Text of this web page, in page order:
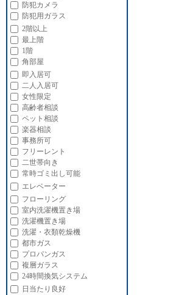
防犯カメラ
防犯用ガラス
2階以上
最上階
1階
角部屋
即入居可
二人入居可
女性限定
高齢者相談
ペット相談
楽器相談
事務所可
フリーレント
二世帯向き
常時ゴミ出し可能
エレベーター
フローリング
室内洗濯機置き場
洗濯機置き場
洗濯・衣類乾燥機
都市ガス
プロパンガス
複層ガラス
24時間換気システム
日当たり良好